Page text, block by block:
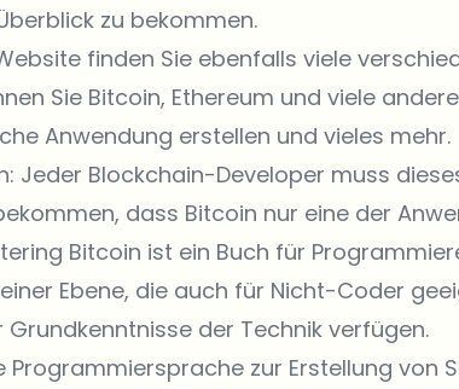
zu bekommen.
finden Sie ebenfalls viele
Sie Bitcoin, Ethereum und viele
Anwendung erstellen und vieles mehr.
: Jeder Blockchain-Developer muss
dass Bitcoin nur eine der
Bitcoin ist ein Buch für
Ebene, die auch für Nicht-Coder
der Technik verfügen.
Programmiersprache zur Erstellung von